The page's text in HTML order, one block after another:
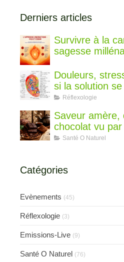
Derniers articles
Survivre à la
sagesse
frais
Douleurs,
si la solution
votre oreille ?
Réflexologie
Saveur amère,
chocolat vu
chinoise
Santé O Naturel
Catégories
Evènements (45)
Réflexologie (3)
Emissions-Live (9)
Santé O Naturel (76)